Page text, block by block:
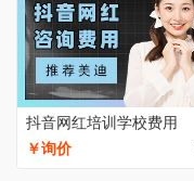
抖音网红培训学校费用
￥询价